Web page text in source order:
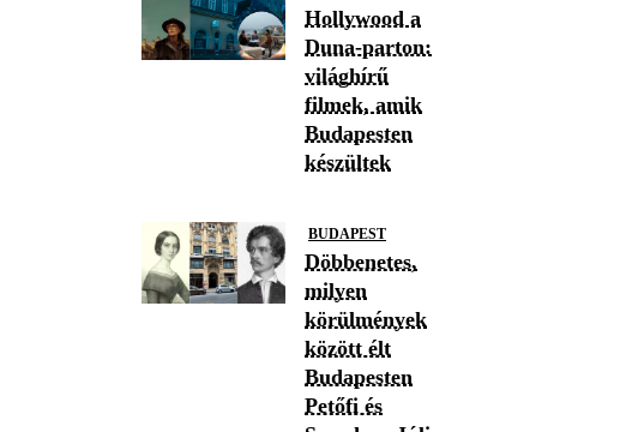
Hollywood a
Duna-parton:
világhírű
filmek, amik
Budapesten
készültek
BUDAPEST
Döbbenetes,
milyen
körülmények
között élt
Budapesten
Petőfi és